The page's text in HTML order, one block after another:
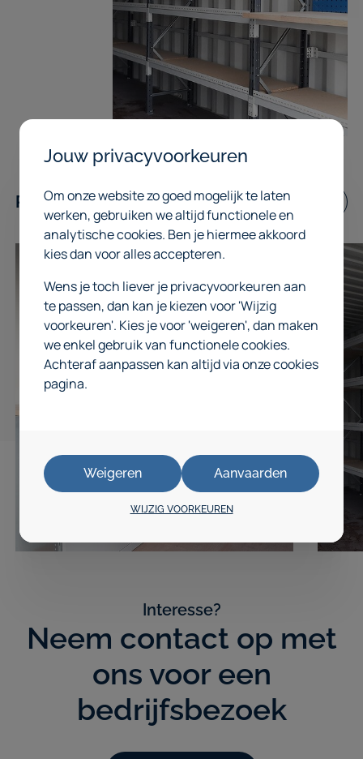
Realisaties
Interesse?
Neem contact op met
ons voor een
bedrijfsbezoek
Jouw privacyvoorkeuren
Om onze website zo goed mogelijk te laten
werken, gebruiken we altijd functionele en
analytische cookies. Ben je hiermee akkoord
kies dan voor alles accepteren.
Wens je toch liever je privacyvoorkeuren aan
te passen, dan kan je kiezen voor 'Wijzig
voorkeuren'. Kies je voor 'weigeren', dan maken
we enkel gebruik van functionele cookies.
Achteraf aanpassen kan altijd via onze cookies
pagina.
Weigeren Aanvaarden
WIJZIG VOORKEUREN